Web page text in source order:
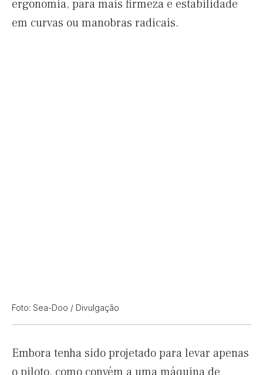
ergonomia, para mais firmeza e estabilidade
em curvas ou manobras radicais.
Foto: Sea-Doo / Divulgação
Embora tenha sido projetado para levar apenas